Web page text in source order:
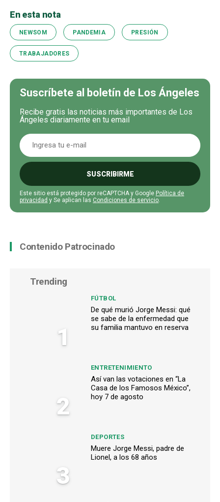
En esta nota
NEWSOM PANDEMIA PRESIÓN
TRABAJADORES
Suscríbete al boletín de Los Ángeles
Recibe gratis las noticias más importantes de Los
Ángeles diariamente en tu email
SUSCRIBIRME
Este sitio está protegido por reCAPTCHA y Google Política de
privacidad y Se aplican las Condiciones de servicio.
Contenido Patrocinado
Trending
1
FÚTBOL
De qué murió Jorge Messi: qué
se sabe de la enfermedad que
su familia mantuvo en reserva
2
ENTRETENIMIENTO
Así van las votaciones en “La
Casa de los Famosos México”,
hoy 7 de agosto
3
DEPORTES
Muere Jorge Messi, padre de
Lionel, a los 68 años